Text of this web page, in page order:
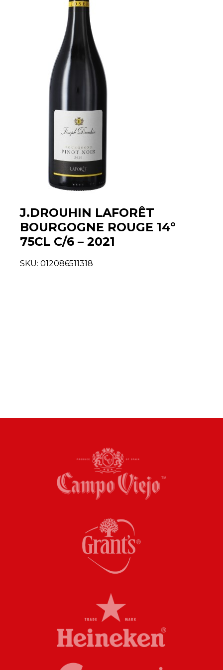
J.DROUHIN LAFORÊT
BOURGOGNE ROUGE 14º
75CL C/6 – 2021
SKU: 012086511318